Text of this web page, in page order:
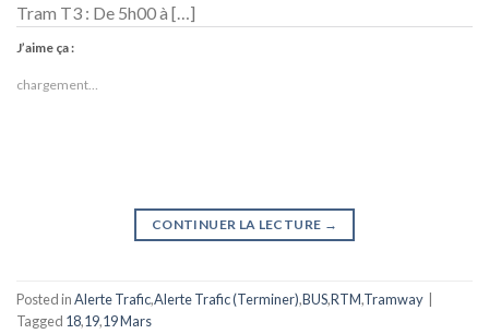
Tram T3 : De 5h00 à […]
J’aime ça :
chargement…
CONTINUER LA LECTURE →
Posted inAlerte Trafic,Alerte Trafic (Terminer),BUS,RTM,Tramway
Tagged 18,19,19 Mars